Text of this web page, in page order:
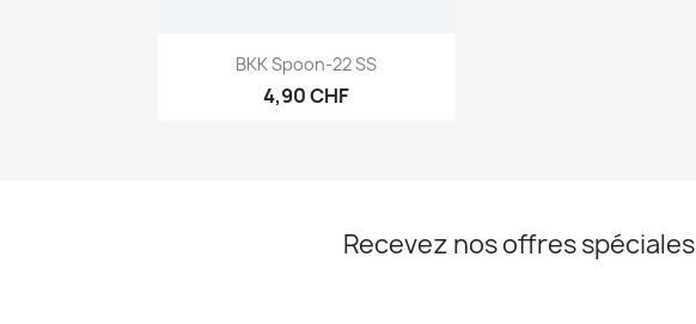
Aperçu rapide
BKK Spoon-22 SS
4,90 CHF
Recevez nos offres spéciales